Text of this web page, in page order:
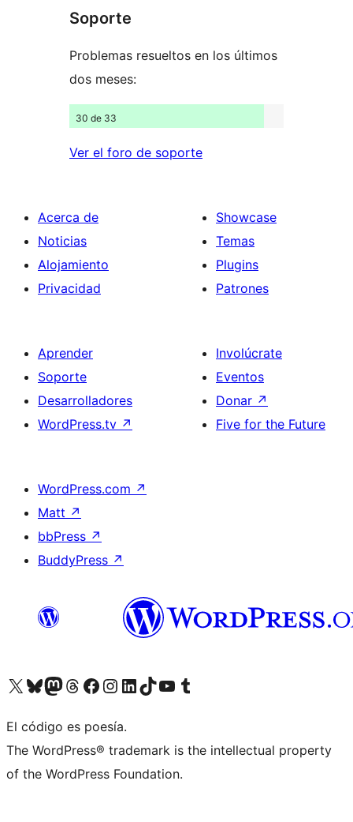
estrellas
Soporte
Problemas resueltos en los últimos
dos meses:
30 de 33
Ver el foro de soporte
Acerca de
Noticias
Alojamiento
Privacidad
Showcase
Temas
Plugins
Patrones
Aprender
Soporte
Desarrolladores
WordPress.tv ↗
Involúcrate
Eventos
Donar ↗
Five for the Future
WordPress.com ↗
Matt ↗
bbPress ↗
BuddyPress ↗
Visita nuestra cuenta de X (anteriormente Twitter)
Visita nuestra cuenta de Bluesky
Visita nuestra cuenta de Mastodon
Visita nuestra cuenta de Threads
Visita nuestra página de Facebook
Visita nuestra cuenta de Instagram
Visita nuestra cuenta de LinkedIn
Visita nuestra cuenta de TikTok
Visita nuestro canal de YouTube
Visita nuestra cuenta de Tumblr
El código es poesía.
The WordPress® trademark is the intellectual property
of the WordPress Foundation.